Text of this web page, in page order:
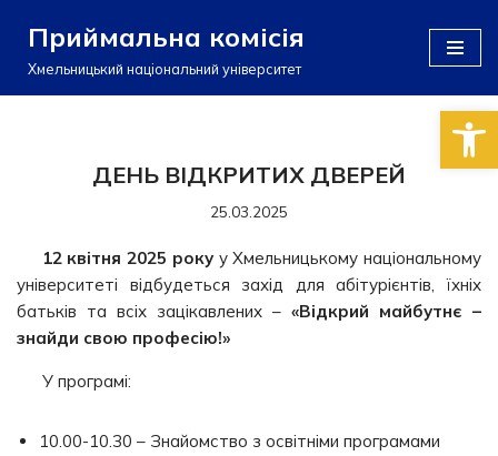
Перейти
Приймальна комісія
Хмельницький національний університет
ДЕНЬ ВІДКРИТИХ ДВЕРЕЙ
25.03.2025
12 квітня 2025 рокуу Хмельницькому національному
університеті відбудеться захід для абітурієнтів, їхніх
батьків та всіх зацікавлених – «Відкрий майбутнє –
знайди свою професію!»
У програмі:
10.00-10.30 – Знайомство з освітніми програмами